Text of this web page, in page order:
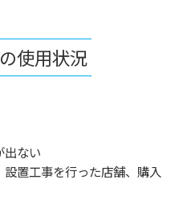
使用状況
出ない
置工事を行った店舗、購入